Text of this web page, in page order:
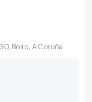
Boiro, A Coruña